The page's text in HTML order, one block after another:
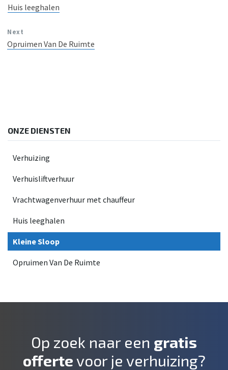
Huis leeghalen
Next
Opruimen Van De Ruimte
ONZE DIENSTEN
Verhuizing
Verhuisliftverhuur
Vrachtwagenverhuur met chauffeur
Huis leeghalen
Kleine Sloop
Opruimen Van De Ruimte
Op zoek naar een gratis
offertevoor je verhuizing?